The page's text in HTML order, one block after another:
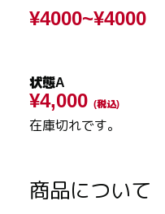
¥4000~¥4000
状態A
¥4,000 (税込)
在庫切れです。
商品について